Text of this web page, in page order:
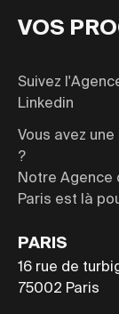
VOS
Suivez
Linkedin
Vous avez
?
Notre Agence
Paris est là
PARIS
16 rue de
75002 Paris